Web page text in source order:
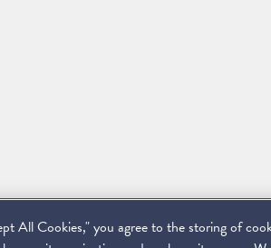
All Cookies," you agree to the storing of